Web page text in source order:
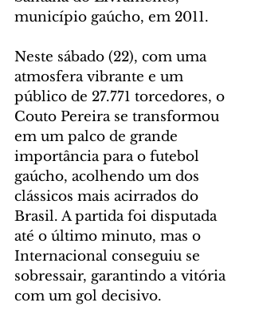
município gaúcho, em 2011.
Neste sábado (22), com uma
atmosfera vibrante e um
público de 27.771 torcedores, o
Couto Pereira se transformou
em um palco de grande
importância para o futebol
gaúcho, acolhendo um dos
clássicos mais acirrados do
Brasil. A partida foi disputada
até o último minuto, mas o
Internacional conseguiu se
sobressair, garantindo a vitória
com um gol decisivo.